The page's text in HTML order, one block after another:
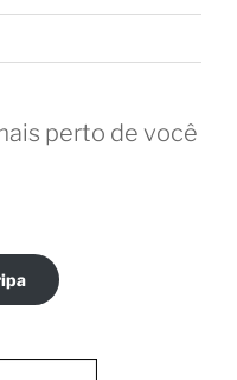
perto de você